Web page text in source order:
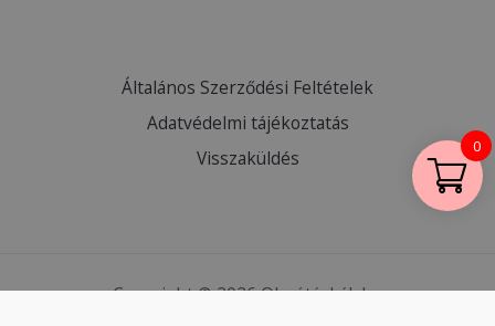
Általános Szerződési Feltételek
Adatvédelmi tájékoztatás
Visszaküldés
Copyright © 2026 Olcsótáskák.hu
0